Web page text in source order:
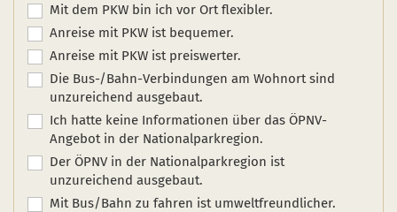
Mit dem PKW bin ich vor Ort flexibler.
Anreise mit PKW ist bequemer.
Anreise mit PKW ist preiswerter.
Die Bus-/Bahn-Verbindungen am Wohnort sind
unzureichend ausgebaut.
Ich hatte keine Informationen über das ÖPNV-
Angebot in der Nationalparkregion.
Der ÖPNV in der Nationalparkregion ist
unzureichend ausgebaut.
Mit Bus/Bahn zu fahren ist umweltfreundlicher.